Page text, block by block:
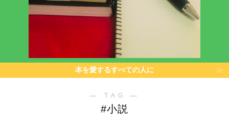
本を愛するすべての人に
― TAG ―
#小説